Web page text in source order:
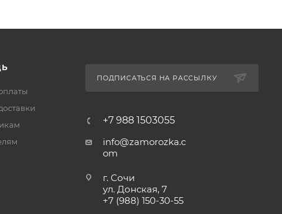
ПОДПИСАТЬСЯ НА РАССЫЛКУ
+7 988 1503055
info@zamorozka.c
om
г. Сочи
ул. Донская, 7
+7 (988) 150-30-55